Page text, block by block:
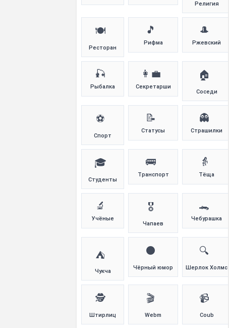
Религия
🍽️
Ресторан
🎵
Рифма
🎩
Ржевский
🎣
Рыбалка
👩‍💼
Секретарши
🏠
Соседи
⚽
Спорт
📝
Статусы
👻
Страшилки
🎓
Студенты
🚌
Транспорт
👵
Тёща
🔬
Учёные
🎖️
Чапаев
🐊
Чебурашка
⛺
Чукча
⚫
Чёрный юмор
🔍
Шерлок Холмс
🕵️
Штирлиц
🎬
Webm
📹
Coub